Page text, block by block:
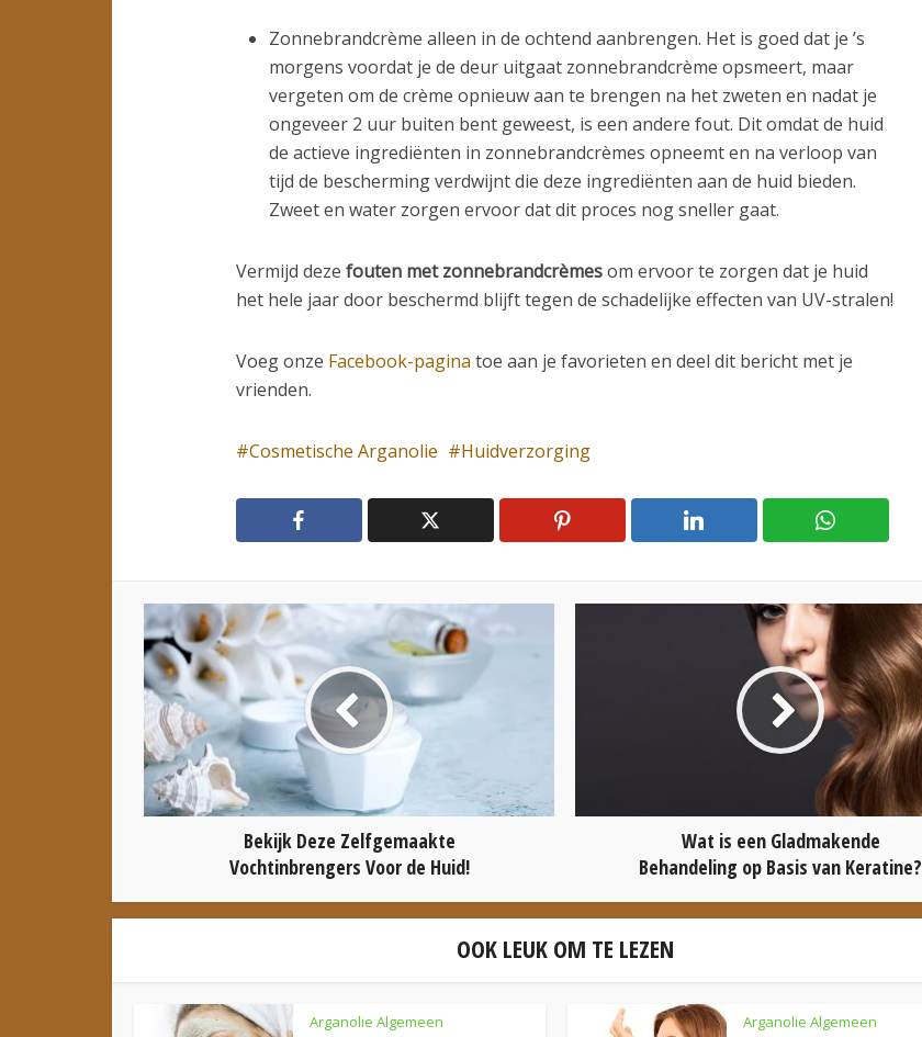
Zonnebrandcrème alleen in de ochtend aanbrengen. Het is goed dat je ’s
morgens voordat je de deur uitgaat zonnebrandcrème opsmeert, maar
vergeten om de crème opnieuw aan te brengen na het zweten en nadat je
ongeveer 2 uur buiten bent geweest, is een andere fout. Dit omdat de huid
de actieve ingrediënten in zonnebrandcrèmes opneemt en na verloop van
tijd de bescherming verdwijnt die deze ingrediënten aan de huid bieden.
Zweet en water zorgen ervoor dat dit proces nog sneller gaat.
Vermijd deze fouten met zonnebrandcrèmesom ervoor te zorgen dat je huid
het hele jaar door beschermd blijft tegen de schadelijke effecten van UV-stralen!
Voeg onze Facebook-pagina toe aan je favorieten en deel dit bericht met je
vrienden.
Cosmetische Arganolie Huidverzorging
Bekijk Deze Zelfgemaakte
Vochtinbrengers Voor de Huid!
Wat is een Gladmakende
Behandeling op Basis van Keratine?
OOK LEUK OM TE LEZEN
Arganolie Algemeen Arganolie Algemeen